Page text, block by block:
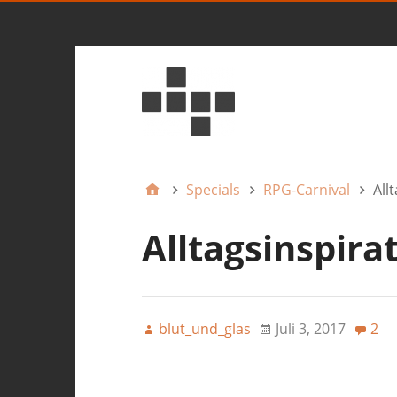
Specials RPG-Carnival
blut_und_glas Juli 3, 2017 2